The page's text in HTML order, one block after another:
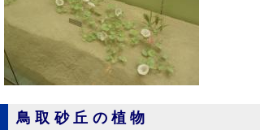
鳥取砂丘の植物